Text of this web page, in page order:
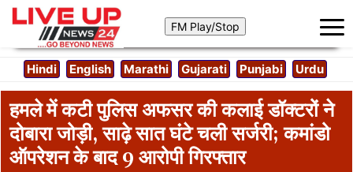
Hindi English Marathi Gujarati Punjabi Urdu
हमले में कटी पुलिस अफसर की कलाई डॉक्टरों ने
दोबारा जोड़ी, साढ़े सात घंटे चली सर्जरी; कमांडो
ऑपरेशन के बाद 9 आरोपी गिरफ्तार